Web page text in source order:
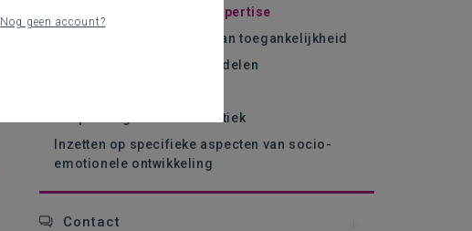
Specifieke knowhow en expertise
Aanpassingen in functie van toegankelijkheid
Aanpassingen en hulpmiddelen
Aanpassingen in de didactiek
Inzetten op specifieke aspecten van socio-
emotionele ontwikkeling
Contact
Nog geen account?